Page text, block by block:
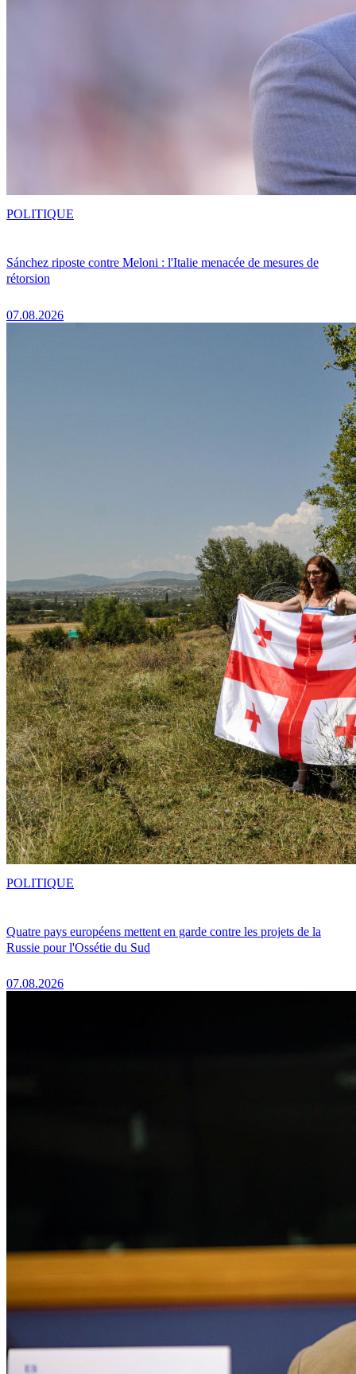
Sánchez riposte contre Meloni : l'Italie menacée de mesures de
rétorsion
07.08.2026
POLITIQUE
Quatre pays européens mettent en garde contre les projets de la
Russie pour l'Ossétie du Sud
07.08.2026
POLITIQUE